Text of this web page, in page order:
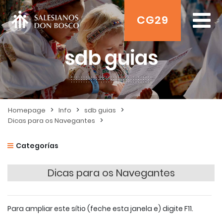
CG29
sdb guias
Homepage > Info > sdb guias >
Dicas para os Navegantes >
Categorías
Dicas para os Navegantes
Para ampliar este sítio (feche esta janela e) digite F11.